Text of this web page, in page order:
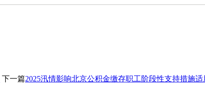
下一篇2025汛情影响北京公积金缴存职工阶段性支持措施